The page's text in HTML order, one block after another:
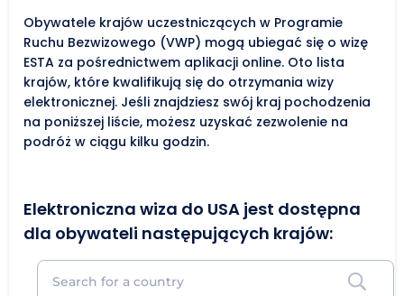
Obywatele krajów uczestniczących w Programie
Ruchu Bezwizowego (VWP) mogą ubiegać się o wizę
ESTA za pośrednictwem aplikacji online. Oto lista
krajów, które kwalifikują się do otrzymania wizy
elektronicznej. Jeśli znajdziesz swój kraj pochodzenia
na poniższej liście, możesz uzyskać zezwolenie na
podróż w ciągu kilku godzin.
Elektroniczna wiza do USA jest dostępna
dla obywateli następujących krajów: